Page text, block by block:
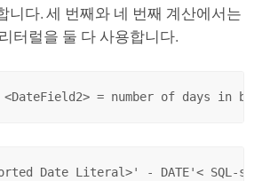
니다. 세 번째와 네 번째 계산에서는
터럴을 둘 다 사용합니다.
= number of days in
Date Literal>' - DATE'< SQL-